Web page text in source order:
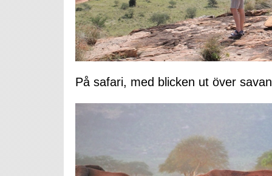
På safari, med blicken ut över